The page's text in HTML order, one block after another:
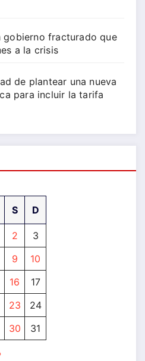
gobierno fracturado que
a la crisis
de plantear una nueva
para incluir la tarifa
S D
2
3
9
10
16
17
23
24
30 31